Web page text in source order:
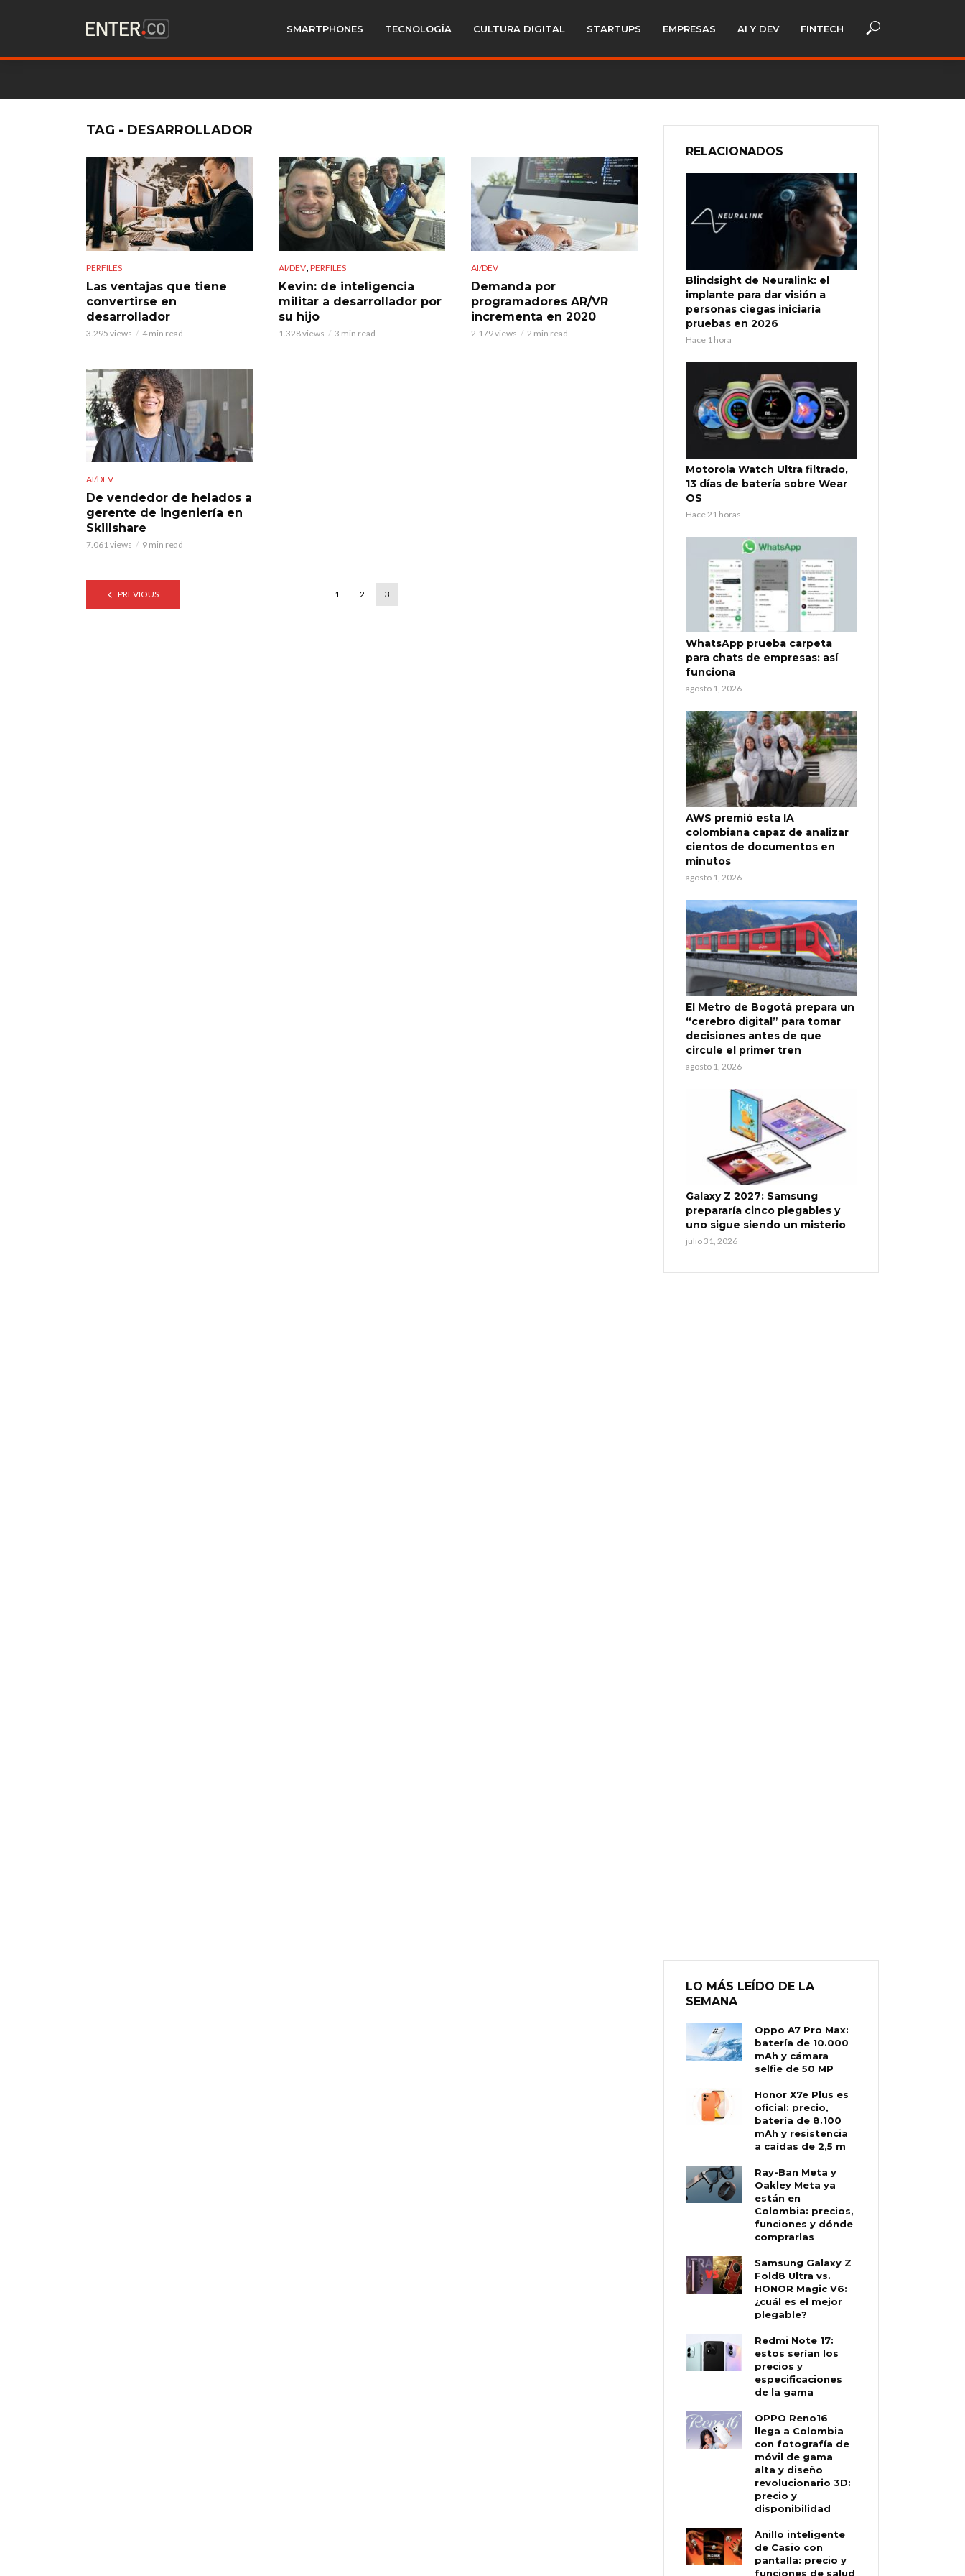
SMARTPHONES TECNOLOGÍA CULTURA DIGITAL STARTUPS EMPRESAS AI Y DEV FINTECH
TAG - DESARROLLADOR
PERFILES
Las ventajas que tiene
convertirse en
desarrollador
3.295 views 4 min read
AI/DEV, PERFILES
Kevin: de inteligencia
militar a desarrollador por
su hijo
1.328 views 3 min read
AI/DEV
Demanda por
programadores AR/VR
incrementa en 2020
2.179 views 2 min read
AI/DEV
De vendedor de helados a
gerente de ingeniería en
Skillshare
7.061 views 9 min read
PREVIOUS 1 2 3
RELACIONADOS
Blindsight de Neuralink: el
implante para dar visión a
personas ciegas iniciaría
pruebas en 2026
Hace 1 hora
Motorola Watch Ultra filtrado,
13 días de batería sobre Wear
OS
Hace 21 horas
WhatsApp prueba carpeta
para chats de empresas: así
funciona
agosto 1, 2026
AWS premió esta IA
colombiana capaz de analizar
cientos de documentos en
minutos
agosto 1, 2026
El Metro de Bogotá prepara un
“cerebro digital” para tomar
decisiones antes de que
circule el primer tren
agosto 1, 2026
Galaxy Z 2027: Samsung
prepararía cinco plegables y
uno sigue siendo un misterio
julio 31, 2026
LO MÁS LEÍDO DE LA
SEMANA
Oppo A7 Pro Max:
batería de 10.000
mAh y cámara
selfie de 50 MP
Honor X7e Plus es
oficial: precio,
batería de 8.100
mAh y resistencia
a caídas de 2,5 m
Ray-Ban Meta y
Oakley Meta ya
están en
Colombia: precios,
funciones y dónde
comprarlas
Samsung Galaxy Z
Fold8 Ultra vs.
HONOR Magic V6:
¿cuál es el mejor
plegable?
Redmi Note 17:
estos serían los
precios y
especificaciones
de la gama
OPPO Reno16
llega a Colombia
con fotografía de
móvil de gama
alta y diseño
revolucionario 3D:
precio y
disponibilidad
Anillo inteligente
de Casio con
pantalla: precio y
funciones de salud